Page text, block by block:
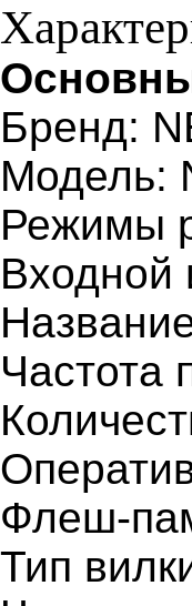
Бренд:
Модель:
Режимы
Входной
Частота
Флеш-
Тип